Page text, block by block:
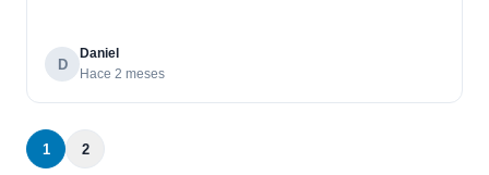
D
Daniel
Hace 2 meses
1 2